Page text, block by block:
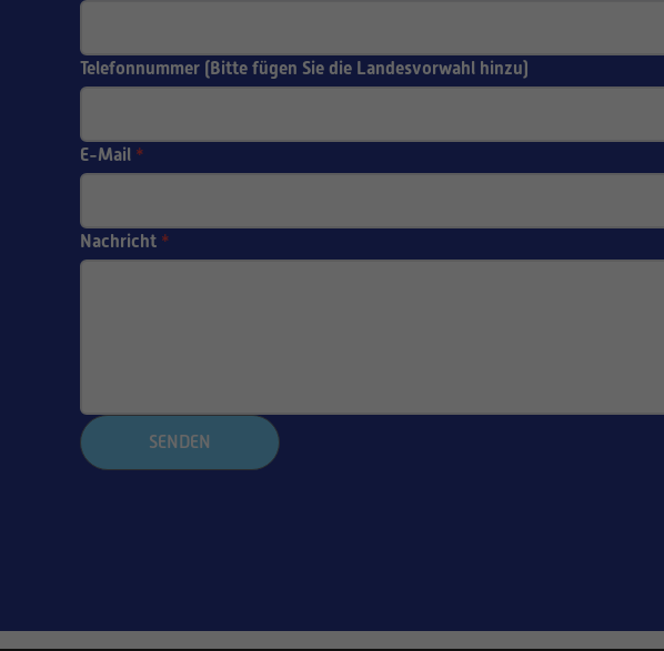
Telefonnummer (Bitte fügen Sie die Landesvorwahl hinzu)
E-Mail *
Nachricht *
SENDEN